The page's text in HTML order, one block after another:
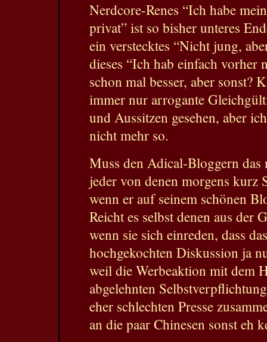
Nerdcore-Renes “Ich habe
privat” ist so bisher unteres
ein verstecktes “Nicht jung,
dieses “Ich hab einfach vorher
schon mal besser, aber sonst?
immer nur arrogante
und Aussitzen gesehen, aber
nicht mehr so.
Muss den Adical-Bloggern
jeder von denen morgens kurz
wenn er auf seinem schönen
Reicht es selbst denen aus der
wenn sie sich einreden, dass
hochgekochten Diskussion ja
weil die Werbeaktion mit dem
abgelehnten
eher schlechten Presse
an die paar Chinesen sonst eh